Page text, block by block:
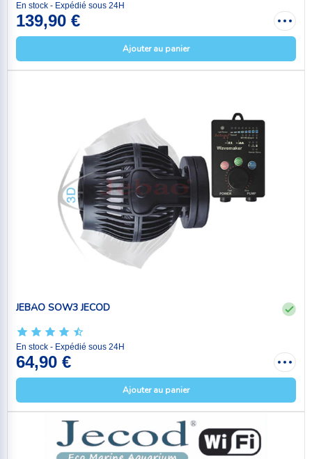
En stock - Expédié sous 24H
139,90 €
Ajouter au panier
JEBAO SOW3 JECOD
En stock - Expédié sous 24H
64,90 €
Ajouter au panier